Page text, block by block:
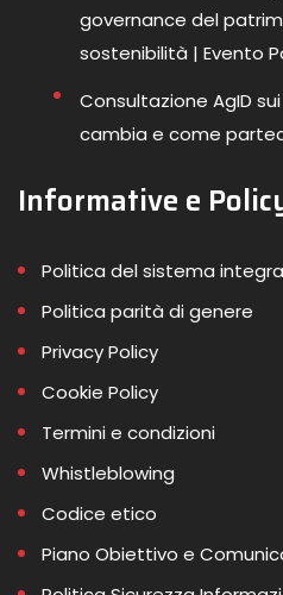
governance del
sostenibilità | Evento
Consultazione AgID
cambia e come
Informative e
Politica del sistema
Politica parità di genere
Privacy Policy
Cookie Policy
Termini e condizioni
Whistleblowing
Codice etico
Piano Obiettivo e